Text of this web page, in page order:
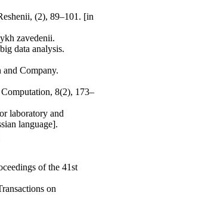
(2), 89–101. [in
zavedenii.
data analysis.
Company.
8(2), 173–
laboratory and
language].
of the 41st
on